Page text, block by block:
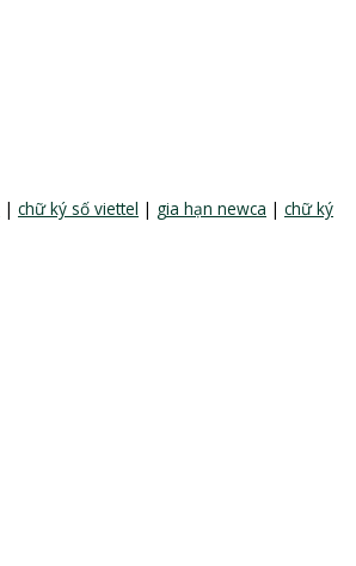
| chữ ký số viettel | gia hạn newca | chữ ký